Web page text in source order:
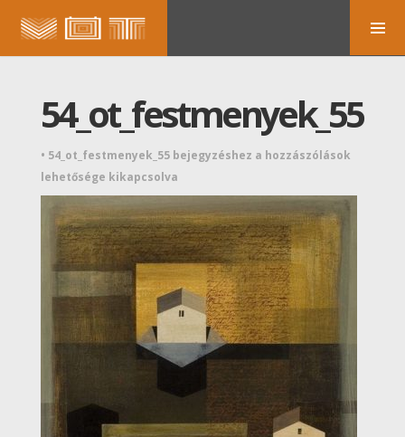
54_ot_festmenyek_55
• 54_ot_festmenyek_55 bejegyzéshez a hozzászólások
lehetősége kikapcsolva